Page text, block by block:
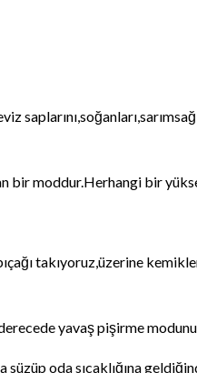
bir moddur.Herhangi bir
takıyoruz,üzerine
yavaş pişirme modunu
oda sıcaklığına